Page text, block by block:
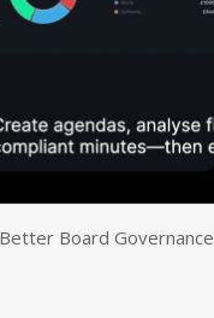
Board Governance